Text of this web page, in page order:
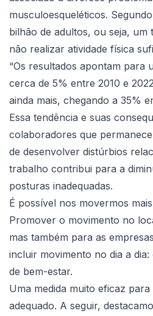
musculoesqueléticos.
bilhão de adultos, ou seja,
não realizar atividade física
“Os resultados apontam para
cerca de 5% entre 2010 e
ainda mais, chegando a 35%
Essa tendência e suas
colaboradores que
de desenvolver distúrbios
trabalho contribui para a
posturas inadequadas.
É possível nos movermos
Promover o movimento no
mas também para as
incluir movimento no dia a
de bem-estar.
Uma medida muito eficaz
adequado. A seguir,